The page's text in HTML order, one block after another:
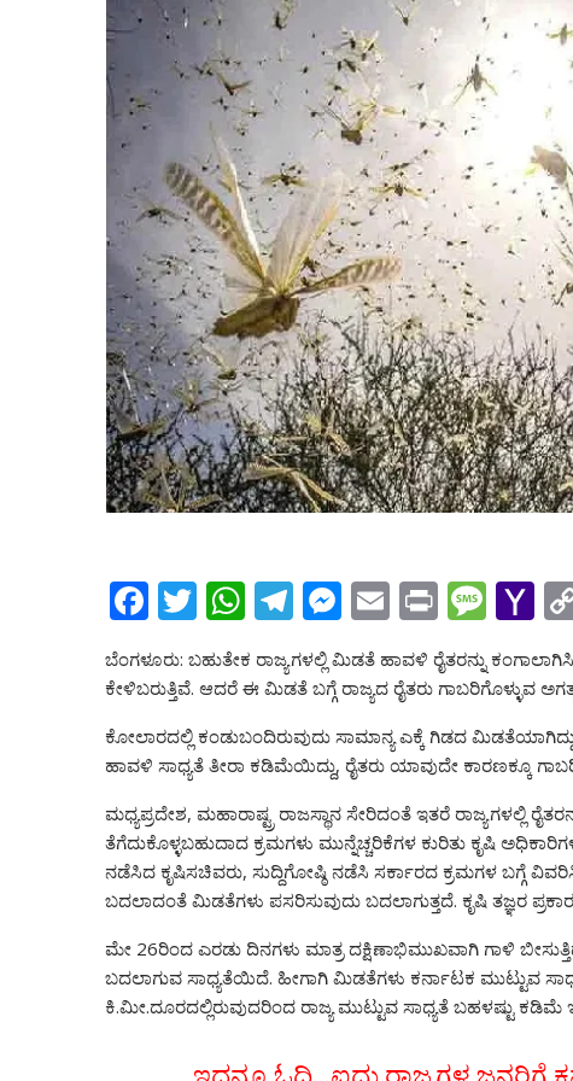
F
ac
e
b
o
o
k
T
w
itt
er
W
h
at
A
p
p
T
el
e
gr
a
M
e
ss
n
g
er
E
m
ai
l
Pr
in
t
M
e
ss
a
g
e
Y
h
o
M
ai
l
ಬೆಂಗಳೂರು: ಬಹುತೇಕ ರಾಜ್ಯಗಳಲ್ಲಿ ಮಿಡತೆ ಹಾವಳಿ ರೈತರನ್ನು
ಕೇಳಿಬರುತ್ತಿವೆ. ಆದರೆ ಈ ಮಿಡತೆ ಬಗ್ಗೆ ರಾಜ್ಯದ ರೈತರು ಗಾಬರಿಗೊಳ್ಳುವ
ಕೋಲಾರದಲ್ಲಿ ಕಂಡುಬಂದಿರುವುದು ಸಾಮಾನ್ಯ ಎಕ್ಕೆ ಗಿಡದ
ಹಾವಳಿ ಸಾಧ್ಯತೆ ತೀರಾ ಕಡಿಮೆಯಿದ್ದು, ರೈತರು ಯಾವುದೇ ಕಾರಣಕ್ಕೂ
ಮಧ್ಯಪ್ರದೇಶ, ಮಹಾರಾಷ್ಟ್ರ ರಾಜಸ್ಥಾನ ಸೇರಿದಂತೆ ಇತರೆ ರಾಜ್ಯಗಳಲ್ಲಿ
ತೆಗೆದುಕೊಳ್ಳಬಹುದಾದ ಕ್ರಮಗಳು ಮುನ್ನೆಚ್ಚರಿಕೆಗಳ ಕುರಿತು ಕೃಷಿ
ನಡೆಸಿದ ಕೃಷಿಸಚಿವರು, ಸುದ್ದಿಗೋಷ್ಠಿ ನಡೆಸಿ ಸರ್ಕಾರದ ಕ್ರಮಗಳ ಬಗ್ಗೆ
ಬದಲಾದಂತೆ ಮಿಡತೆಗಳು ಪಸರಿಸುವುದು ಬದಲಾಗುತ್ತದೆ. ಕೃಷಿ ತಜ್ಞರ
ಮೇ 26ರಿಂದ ಎರಡು ದಿನಗಳು ಮಾತ್ರ ದಕ್ಷಿಣಾಭಿಮುಖವಾಗಿ ಗಾಳಿ
ಬದಲಾಗುವ ಸಾಧ್ಯತೆಯಿದೆ. ಹೀಗಾಗಿ ಮಿಡತೆಗಳು ಕರ್ನಾಟಕ
ಕಿ.ಮೀ.ದೂರದಲ್ಲಿರುವುದರಿಂದ ರಾಜ್ಯ ಮುಟ್ಟುವ ಸಾಧ್ಯತೆ ಬಹಳಷ್ಟು